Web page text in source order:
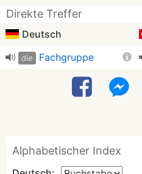
Direkte Treffer
Deutsch
die Fachgruppe
Alphabetischer Index